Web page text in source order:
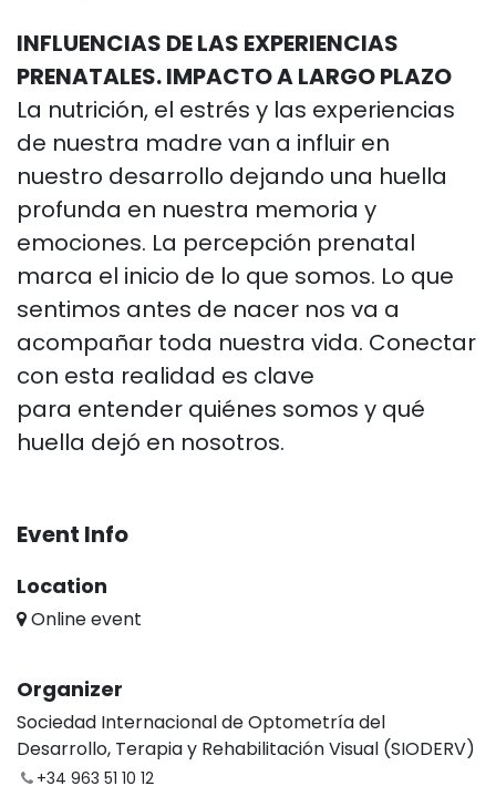
INFLUENCIAS DE LAS EXPERIENCIAS
PRENATALES. IMPACTO A LARGO PLAZO
La nutrición, el estrés y las experiencias
de nuestra madre van a influir en
nuestro desarrollo dejando una huella
profunda en nuestra memoria y
emociones. La percepción prenatal
marca el inicio de lo que somos. Lo que
sentimos antes de nacer nos va a
acompañar toda nuestra vida. Conectar
con esta realidad es clave
para entender quiénes somos y qué
huella dejó en nosotros.
Event Info
Location
Online event
Organizer
Sociedad Internacional de Optometría del
Desarrollo, Terapia y Rehabilitación Visual (SIODERV)
+34 963 51 10 12